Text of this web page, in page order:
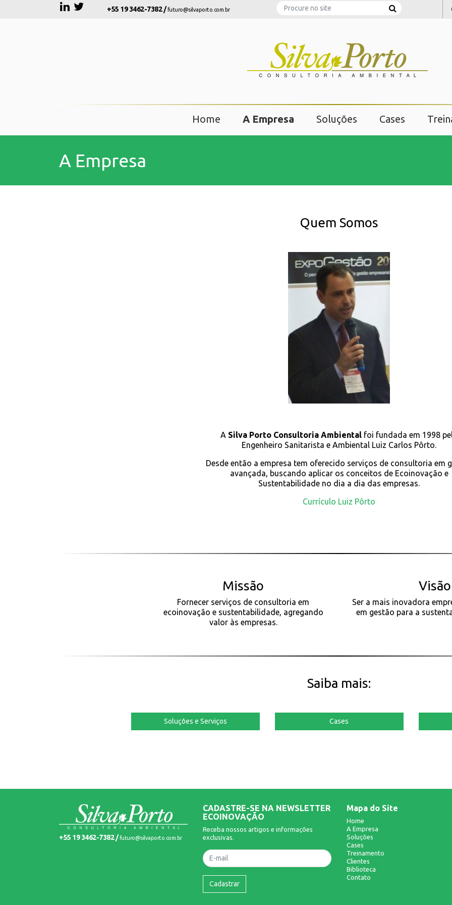
+55 19 3462-7382 /futuro@silvaporto.com.br Search
Home A Empresa Soluções Cases
A Empresa
Quem Somos
A Silva Porto Consultoria Ambientalfoi fundada em 1998
Engenheiro Sanitarista e Ambiental Luiz Carlos Pôrto.
Desde então a empresa tem oferecido serviços de consultoria em
avançada, buscando aplicar os conceitos de Ecoinovação e
Sustentabilidade no dia a dia das empresas.
Currículo Luiz Pôrto
Missão
Fornecer serviços de consultoria em
ecoinovação e sustentabilidade, agregando
valor às empresas.
Visão
Ser a mais inovadora
em gestão para a
Saiba mais:
Soluções e Serviços Cases
+55 19 3462-7382 /futuro@silvaporto.com.br
CADASTRE-SE NA NEWSLETTER
ECOINOVAÇÃO
Receba nossos artigos e informações
exclusivas.
Nome
Cadastrar
Mapa do Site
Home
A Empresa
Soluções
Cases
Treinamento
Clientes
Biblioteca
Contato